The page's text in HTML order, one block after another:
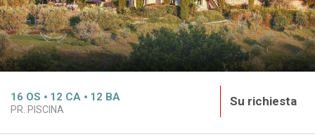
16 OS 12 CA 12 BA
PR. PISCINA
Su richiesta